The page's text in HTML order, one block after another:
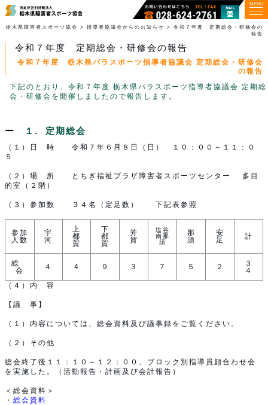
MENU
栃木県障害者スポーツ協会 > 指導者協議会からのお知らせ > 令和７年度 定期総会・研修会の
報告
令和７年度 定期総会・研修会の報告
令和７年度 栃木県パラスポーツ指導者協議会 定期総会・研修会
の報告
下記のとおり、令和７年度 栃木県パラスポーツ指導者協議会 定期総
会・研修会を開催しましたので報告します。
１. 定期総会
（１）日 時 令和７年６月８日（日） １０：００～１１：０
５
（２）場 所 とちぎ福祉プラザ障害者スポーツセンター 多目
的室（２階）
（３）参加数 ３４名（定足数） 下記表参照
参加
人数
宇
河
上
都
賀
下
都
賀
芳
賀
塩谷
南那
須
那
須
安
足
計
総
会
４ 4 ９ ３ ７ ５ ２
３
４
（４）内 容
【議 事】
（１）内容については、総会資料及び議事録をご覧ください。
（２）その他
総会終了後１１：１０～１２：００、ブロック別指導員顔合わせ会
を実施した。（活動報告・計画及び会計報告）
＜総会資料＞
・ 総会資料